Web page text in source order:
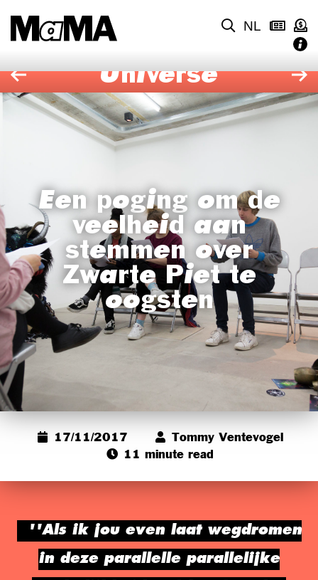
NL
Universe
Een poging om de
veelheid aan
stemmen over
Zwarte Piet te
oogsten
17/11/2017
Tommy Ventevogel
11 minute read
''Als ik jou even laat wegdromen
in deze parallelle parallelijke